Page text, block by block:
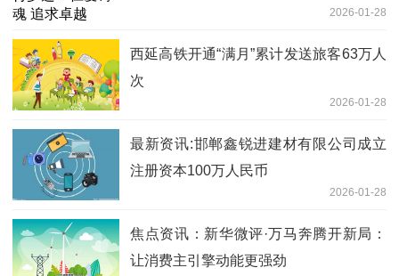
2026-01-28
西延高铁开通“满月”累计发送旅客63万人
次
2026-01-28
最新资讯:邯郸鑫锐进建材有限公司成立
注册资本100万人民币
2026-01-28
焦点资讯：新华微评·万马奔腾开新局：
让消费主引擎动能更强劲